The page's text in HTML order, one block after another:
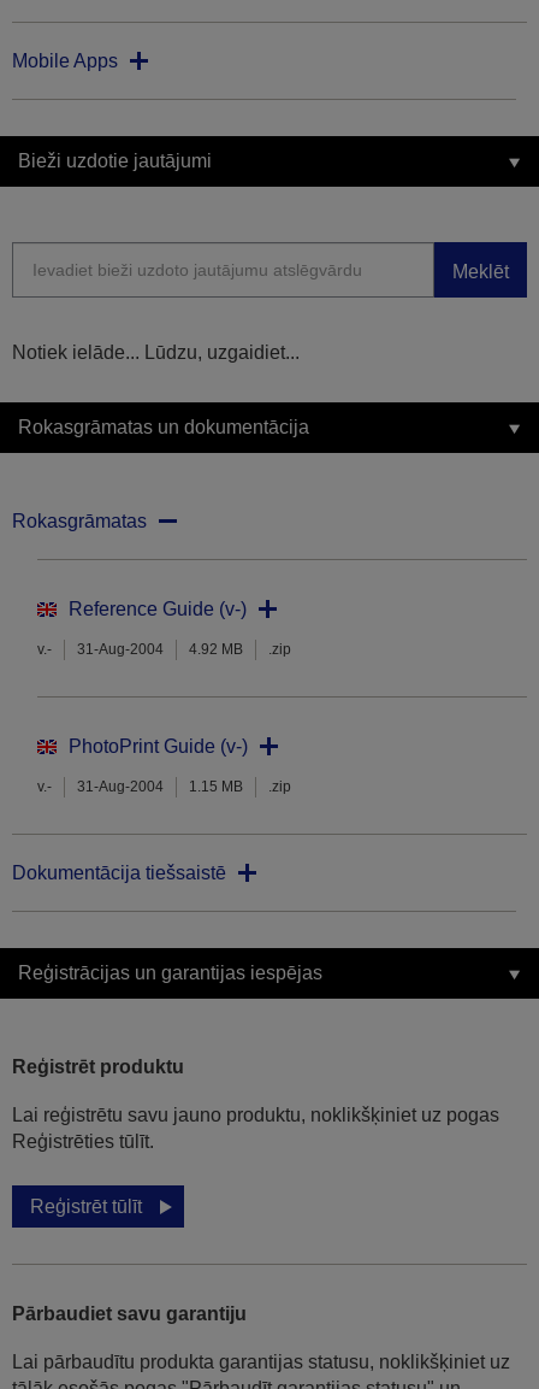
Mobile Apps
Bieži uzdotie jautājumi
Meklēt
Notiek ielāde... Lūdzu, uzgaidiet...
Rokasgrāmatas un dokumentācija
Rokasgrāmatas
Reference Guide (v-)
v.- 31-Aug-2004 4.92 MB .zip
PhotoPrint Guide (v-)
v.- 31-Aug-2004 1.15 MB .zip
Dokumentācija tiešsaistē
Reģistrācijas un garantijas iespējas
Reģistrēt produktu
Lai reģistrētu savu jauno produktu, noklikšķiniet uz pogas
Reģistrēties tūlīt.
Reģistrēt tūlīt
Pārbaudiet savu garantiju
Lai pārbaudītu produkta garantijas statusu, noklikšķiniet uz